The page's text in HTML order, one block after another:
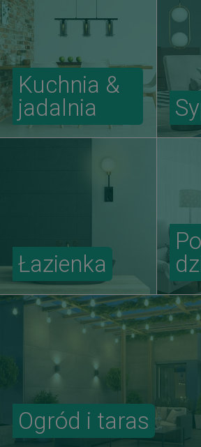
Kuchnia &
jadalnia
Ogród i taras
Łazienka